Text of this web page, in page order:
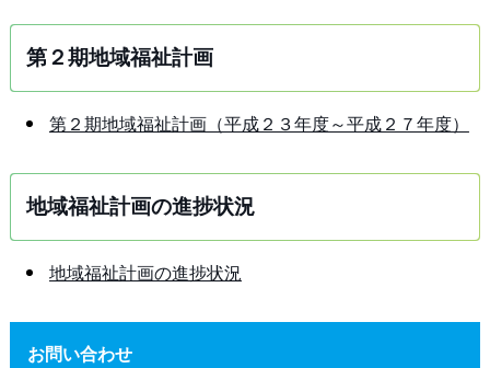
第２期地域福祉計画
第２期地域福祉計画（平成２３年度～平成２７年度）
地域福祉計画の進捗状況
地域福祉計画の進捗状況
お問い合わせ